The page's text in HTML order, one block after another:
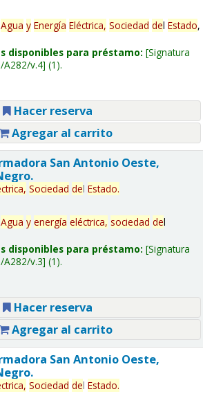
Agua y Energía Eléctrica, Sociedad del Estado,
disponibles para préstamo: Signatura
A282/v.4 (1).
Hacer reserva
Agregar al carrito
San Antonio Oeste,
Sociedad del Estado.
Agua y energía eléctrica, sociedad del
disponibles para préstamo: Signatura
A282/v.3 (1).
Hacer reserva
Agregar al carrito
San Antonio Oeste,
Sociedad del Estado.